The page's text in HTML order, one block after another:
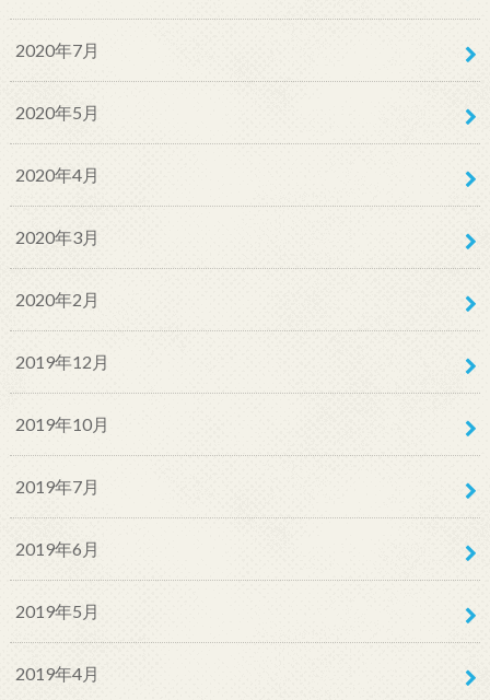
2020年7月
2020年5月
2020年4月
2020年3月
2020年2月
2019年12月
2019年10月
2019年7月
2019年6月
2019年5月
2019年4月